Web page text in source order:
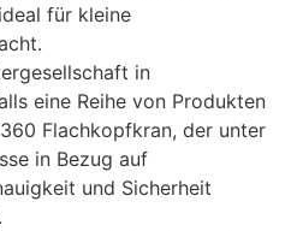
für kleine
in
eine Reihe von Produkten
Flachkopfkran, der unter
in Bezug auf
und Sicherheit